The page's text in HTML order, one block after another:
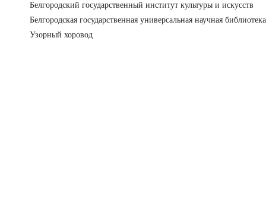
Белгородский государственный институт культуры и искусств
Белгородская государственная универсальная научная библиотека
Узорный хоровод